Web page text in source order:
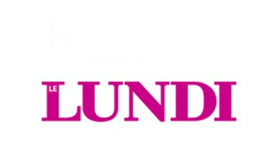
LE LUNDI